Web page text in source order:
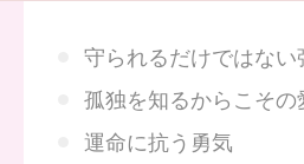
守られるだけではない
孤独を知るからこその
運命に抗う勇気